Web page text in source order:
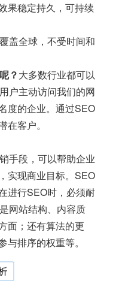
果稳定持久，可持续
盖全球，不受时间和
？大多数行业都可以
户主动访问我们的网
度的企业。通过SEO
客户。
手段，可以帮助企业
实现商业目标。SEO
进行SEO时，必须耐
网站结构、内容质
面；还有算法的更
排序的权重等。